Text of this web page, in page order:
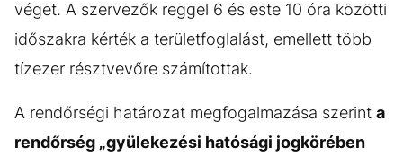
véget. A szervezők reggel 6 és este 10 óra közötti
időszakra kérték a területfoglalást, emellett több
tízezer résztvevőre számítottak.
A rendőrségi határozat megfogalmazása szerint a
rendőrség „gyülekezési hatósági jogkörében